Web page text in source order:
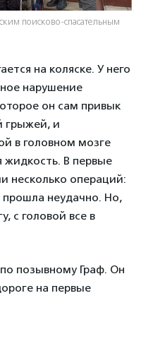
поисково-спасательным
на коляске. У него
нарушение
он сам привык
грыжей, и
в головном мозге
жидкость. В первые
несколько операций:
прошла неудачно. Но,
с головой все в
позывному Граф. Он
на первые